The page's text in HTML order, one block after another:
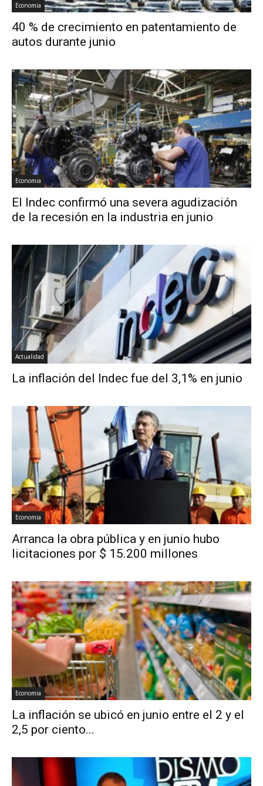
Economia
40 % de crecimiento en patentamiento de
autos durante junio
Economia
El Indec confirmó una severa agudización
de la recesión en la industria en junio
Actualidad
La inflación del Indec fue del 3,1% en junio
Economia
Arranca la obra pública y en junio hubo
licitaciones por $ 15.200 millones
Economia
La inflación se ubicó en junio entre el 2 y el
2,5 por ciento...